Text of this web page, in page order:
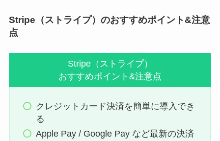
Stripe（ストライプ）のおすすめポイント&注意
点
Stripe（ストライプ）
おすすめポイント&注意点
クレジットカード決済を簡単に導入でき
る
Apple Pay / Google Pay など最新の決済